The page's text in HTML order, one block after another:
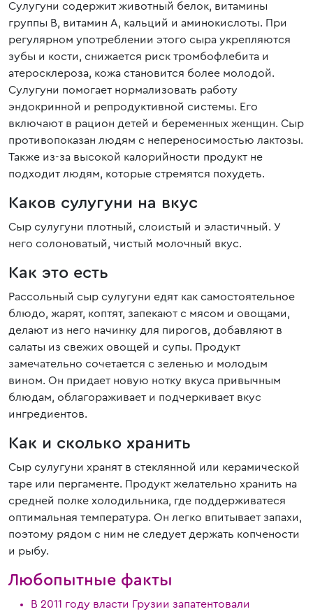
Сулугуни содержит животный белок, витамины
группы B, витамин A, кальций и аминокислоты. При
регулярном употреблении этого сыра укрепляются
зубы и кости, снижается риск тромбофлебита и
атеросклероза, кожа становится более молодой.
Сулугуни помогает нормализовать работу
эндокринной и репродуктивной системы. Его
включают в рацион детей и беременных женщин. Сыр
противопоказан людям с непереносимостью лактозы.
Также из-за высокой калорийности продукт не
подходит людям, которые стремятся похудеть.
Каков сулугуни на вкус
Сыр сулугуни плотный, слоистый и эластичный. У
него солоноватый, чистый молочный вкус.
Как это есть
Рассольный сыр сулугуни едят как самостоятельное
блюдо, жарят, коптят, запекают с мясом и овощами,
делают из него начинку для пирогов, добавляют в
салаты из свежих овощей и супы. Продукт
замечательно сочетается с зеленью и молодым
вином. Он придает новую нотку вкуса привычным
блюдам, облагораживает и подчеркивает вкус
ингредиентов.
Как и сколько хранить
Сыр сулугуни хранят в стеклянной или керамической
таре или пергаменте. Продукт желательно хранить на
средней полке холодильника, где поддерживатеся
оптимальная температура. Он легко впитывает запахи,
поэтому рядом с ним не следует держать копчености
и рыбу.
Любопытные факты
В 2011 году власти Грузии запатентовали